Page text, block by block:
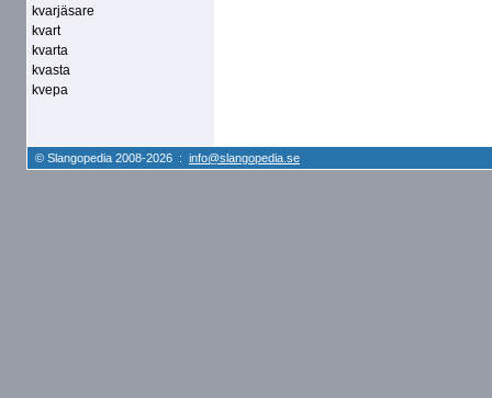
kvarjäsare
kvart
kvarta
kvasta
kvepa
© Slangopedia 2008-2026 : info@slangopedia.se